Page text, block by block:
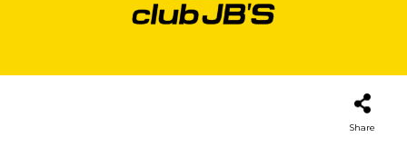
Share